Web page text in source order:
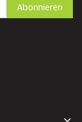
Abonnieren